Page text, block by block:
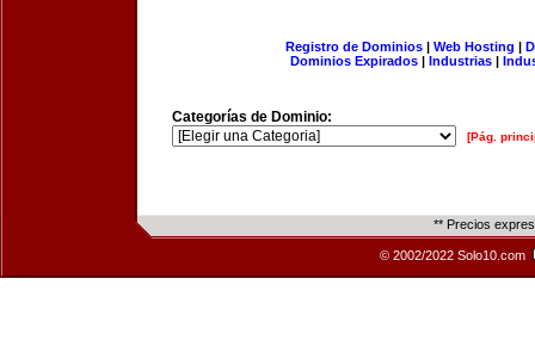
Registro de Dominios| Web Hosting |
Dominios Expirados | Industrias |
Categorías de Dominio:
[Pág.
** Precios
© 2002/2022 Solo10.com